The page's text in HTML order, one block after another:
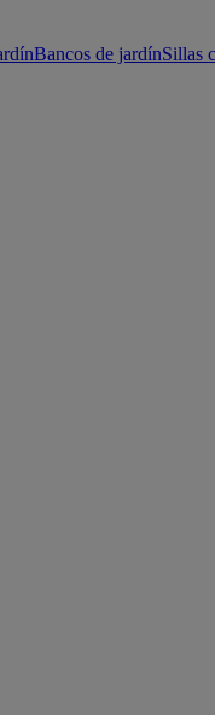
Bancos de jardínSillas